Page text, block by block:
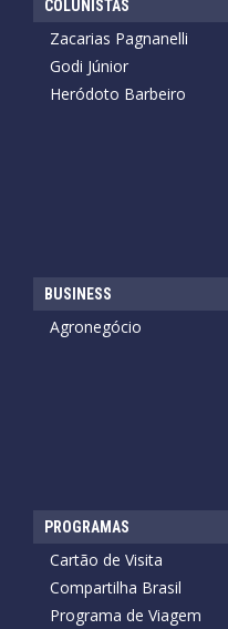
COLUNISTAS
Zacarias Pagnanelli
Godi Júnior
Heródoto Barbeiro
BUSINESS
Agronegócio
PROGRAMAS
Cartão de Visita
Compartilha Brasil
Programa de Viagem